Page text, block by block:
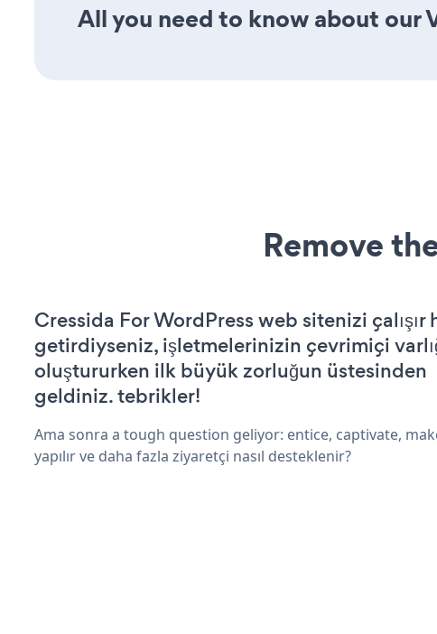
All you need to know about our
Remove
Cressida For WordPress web sitenizi çalışır
getirdiyseniz, işletmelerinizin çevrimiçi
oluştururken ilk büyük zorluğun üstesinden
geldiniz. tebrikler!
Ama sonra a tough question geliyor: entice, captivate,
yapılır ve daha fazla ziyaretçi nasıl desteklenir?